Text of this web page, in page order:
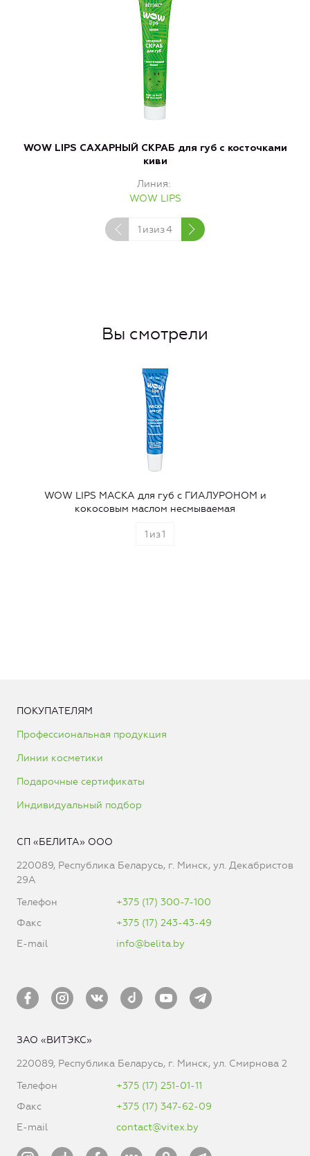
WOW LIPS САХАРНЫЙ СКРАБ для губ с косточками
киви
Линия
WOW LIPS
1 изиз4
Вы смотрели
WOW LIPS МАСКА для губ с ГИАЛУРОНОМ и
кокосовым маслом несмываемая
1 из1
ПОКУПАТЕЛЯМ
Профессиональная продукция
Линии косметики
Подарочные сертификаты
Индивидуальный подбор
СП «БЕЛИТА» ООО
220089, Республика Беларусь, г. Минск, ул. Декабристов
29А
Телефон
+375 (17) 300-7-100
Факс
+375 (17) 243-43-49
E-mail
info@belita.by
ЗАО «ВИТЭКС»
220089, Республика Беларусь, г. Минск, ул. Смирнова 2
Телефон
+375 (17) 251-01-11
Факс
+375 (17) 347-62-09
E-mail
contact@vitex.by